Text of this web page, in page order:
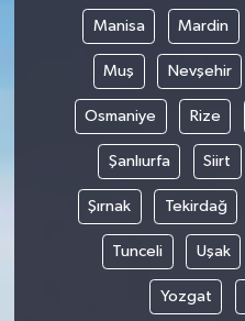
Manisa Mardin
Muş Nevşehir
Osmaniye Rize
Şanlıurfa Siirt
Şırnak Tekirdağ
Tunceli Uşak
Yozgat